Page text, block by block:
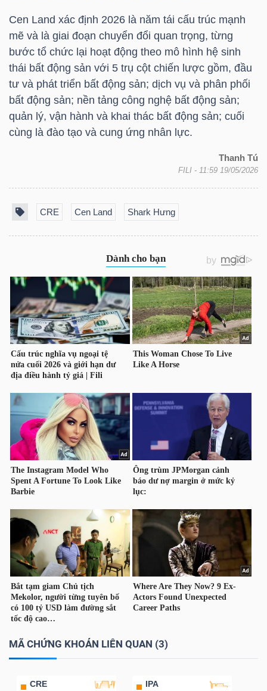
Cen Land xác định 2026 là năm tái cấu trúc mạnh
mẽ và là giai đoạn chuyển đổi quan trọng, từng
bước tổ chức lại hoạt động theo mô hình hệ sinh
thái bất động sản với 5 trụ cột chiến lược gồm, đầu
tư và phát triển bất động sản; dịch vụ và phân phối
bất động sản; nền tảng công nghệ bất động sản;
quản lý, vận hành và khai thác bất động sản; cuối
cùng là đào tạo và cung ứng nhân lực.
Thanh Tú
FILI - 11:59 19/05/2026
CRE Cen Land Shark Hưng
MÃ CHỨNG KHOÁN LIÊN QUAN (3)
CRE IPA
CỤ
TRUY
XUẤT
(-)
NĂNG
LƯỢNG
NGUYÊN
VẬT
LIỆU
CÔNG
NGHIỆP
DÙNG
KHÔNG
THIẾT